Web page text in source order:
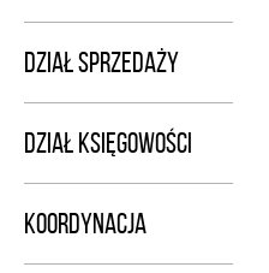
DZIAŁ SPRZEDAŻY
DZIAŁ KSIĘGOWOŚCI
KOORDYNACJA